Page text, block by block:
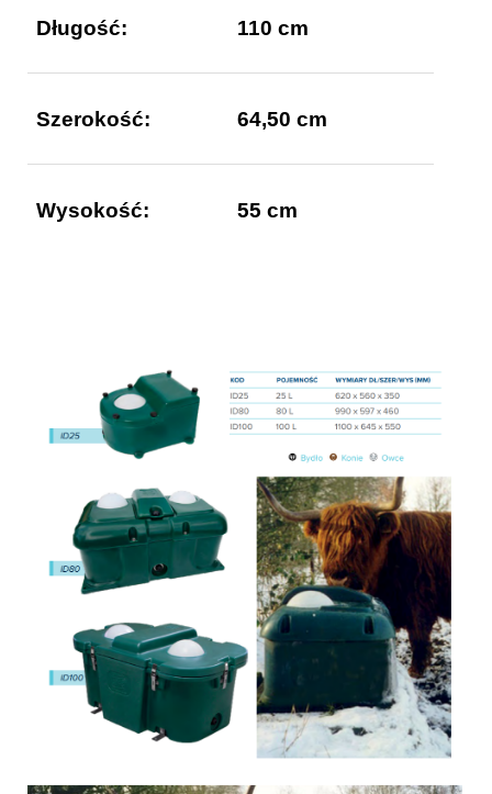
Długość: 110 cm
Szerokość: 64,50 cm
Wysokość: 55 cm